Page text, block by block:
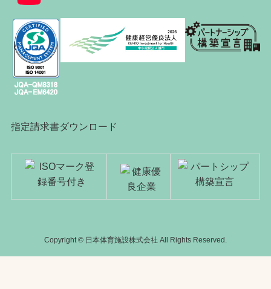
指定請求書ダウンロード
Copyright © 日本体育施設株式会社 All Rights Reserved.